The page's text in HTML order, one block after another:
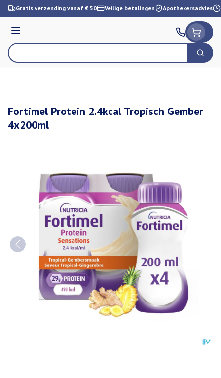
Ga naar de inhoud
Gratis verzending vanaf € 50 Veilige betalingen Apothekersadvies
Menu
Product, merk, categorie... Zoek
Fortimel Protein 2.4kcal Tropisch Gember
4x200ml